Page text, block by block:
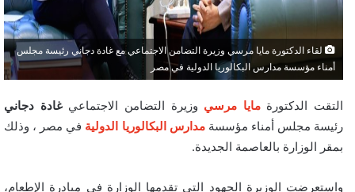
لقاء الدكتورة مايا مرسي وزيرة التضامن الاجتماعي مع غادة دجاني رئيسة مجلس
أمناء مؤسسة مدارس البكالوريا الدولية في مصر
التقت الدكتورةمايا مرسي وزيرة التضامن الاجتماعيغادة دجاني
رئيسة مجلس أمناء مؤسسةمدارس البكالوريا الدولية في مصر ، وذلك
بمقر الوزارة بالعاصمة الجديدة.
واستعرضت الوزيرة الجهود التي تقدمها الوزارة في مبادرة الإطعام،